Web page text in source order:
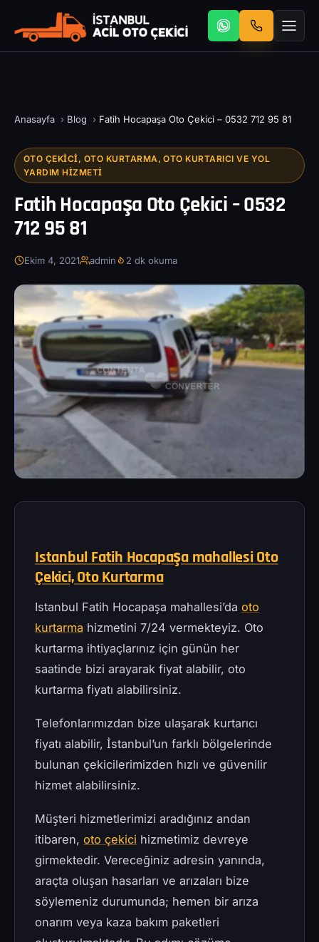
Anasayfa › Blog › Fatih Hocapaşa Oto Çekici – 0532 712 95 81
OTO ÇEKICI, OTO KURTARMA, OTO KURTARICI VE YOL
YARDIM HIZMETI
Fatih Hocapaşa Oto Çekici – 0532
712 95 81
Ekim 4, 2021 admin 2 dk okuma
Istanbul Fatih Hocapaşa mahallesi Oto
Çekici, Oto Kurtarma
Istanbul Fatih Hocapaşa mahallesi’da oto
kurtarma hizmetini 7/24 vermekteyiz. Oto
kurtarma ihtiyaçlarınız için günün her
saatinde bizi arayarak fiyat alabilir, oto
kurtarma fiyatı alabilirsiniz.
Telefonlarımızdan bize ulaşarak kurtarıcı
fiyatı alabilir, İstanbul’un farklı bölgelerinde
bulunan çekicilerimizden hızlı ve güvenilir
hizmet alabilirsiniz.
Müşteri hizmetlerimizi aradığınız andan
itibaren, oto çekici hizmetimiz devreye
girmektedir. Vereceğiniz adresin yanında,
araçta oluşan hasarları ve arızaları bize
söylemeniz durumunda; hemen bir arıza
onarım veya kaza bakım paketleri